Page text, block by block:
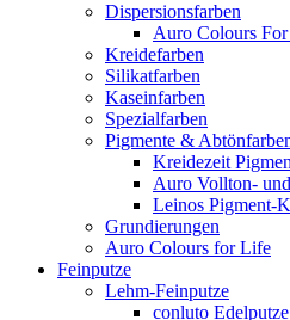
Dispersionsfarben
Auro Colours
Kreidefarben
Silikatfarben
Kaseinfarben
Spezialfarben
Pigmente &
Kreidezeit
Auro Vollton-
Leinos Pigment-
Grundierungen
Auro Colours for Life
Feinputze
Lehm-Feinputze
conluto Edelputze